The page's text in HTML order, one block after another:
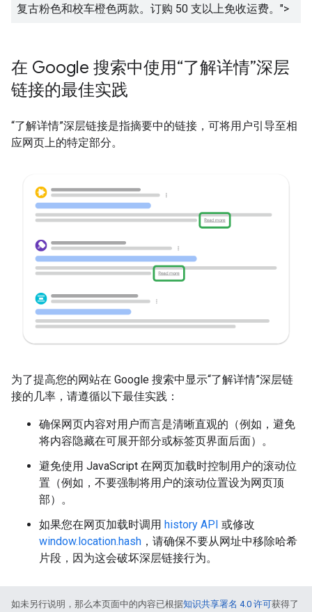
复古粉色和校车橙色两款。订购 50 支以上免收运费。 ">
在 Google 搜索中使用“了解详情”深层
链接的最佳实践
“了解详情”深层链接是指摘要中的链接，可将用户引导至相
应网页上的特定部分。
为了提高您的网站在 Google 搜索中显示“了解详情”深层链
接的几率，请遵循以下最佳实践：
确保网页内容对用户而言是清晰直观的（例如，避免
将内容隐藏在可展开部分或标签页界面后面）。
避免使用 JavaScript 在网页加载时控制用户的滚动位
置（例如，不要强制将用户的滚动位置设为网页顶
部）。
如果您在网页加载时调用 history API 或修改
window.location.hash ，请确保不要从网址中移除哈希
片段，因为这会破坏深层链接行为。
如未另行说明，那么本页面中的内容已根据知识共享署名 4.0 许可获得了